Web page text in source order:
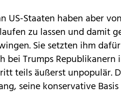
US-Staaten haben aber
zu lassen und damit
Sie setzten ihm
bei Trumps
teils äußerst unpopulär.
seine konservative